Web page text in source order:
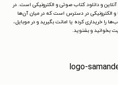
و دانلود کتاب صوتی و الکترونیکی است. در
و الکترونیکی در دسترس است که در میان آن‌ها
را خریداری کرده یا امانت بگیرید و در موبایل،
بخوانید و بشنوید.